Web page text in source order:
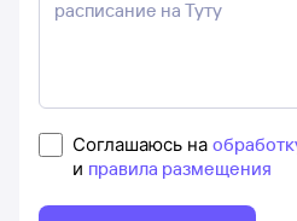
Соглашаюсь на
и правила размещения